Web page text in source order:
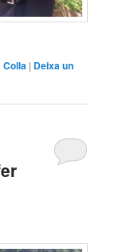
Colla | Deixa un